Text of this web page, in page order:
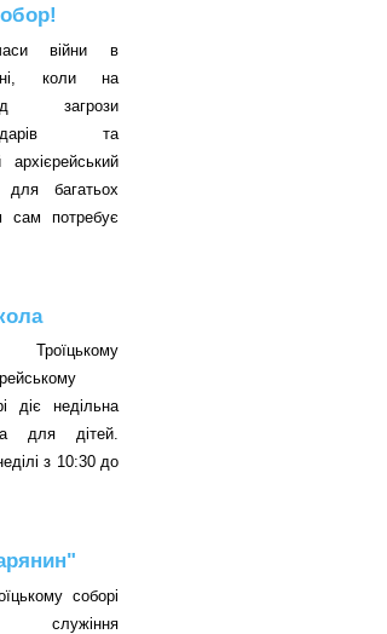
війни в
коли на
загрози
та
багатьох
сам потребує
діє недільна
для дітей.
з 10:30 до
соборі
служіння